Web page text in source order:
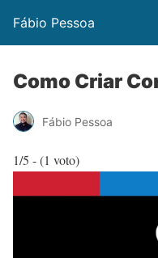
Fábio Pessoa
Como Criar
Fábio Pessoa
1/5 - (1 voto)